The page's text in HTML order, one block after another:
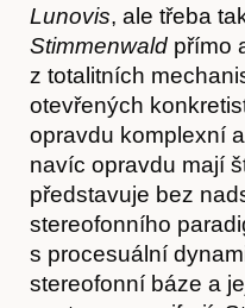
Lunovis, ale třeba
Stimmenwald přímo
z totalitních
otevřených
opravdu komplexní
navíc opravdu mají
představuje bez
stereofonního
s procesuální
stereofonní báze a